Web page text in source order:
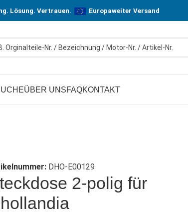
Lösung. Vertrauen. Europaweiter Versand
ÜBER UNSFAQKONTAKT
DHO-E00129
2-polig für
Hersteller-Qualität, aber zu günstigen Preisen.